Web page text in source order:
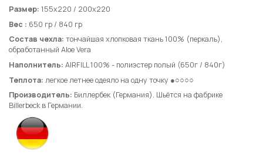
Размер: 155х220 / 200х220
Вес : 650 гр / 840 гр
Состав чехла: тончайшая хлопковая ткань 100% (перкаль),
обработанный Aloe Vera
Наполнитель: AIRFILL 100% - полиэстер полый (650г / 840г)
Теплота: легкое летнее одеяло на одну точку ●○○○○
Производитель: Биллербек (Германия). Шьётся на фабрике
Billerbeck в Германии.